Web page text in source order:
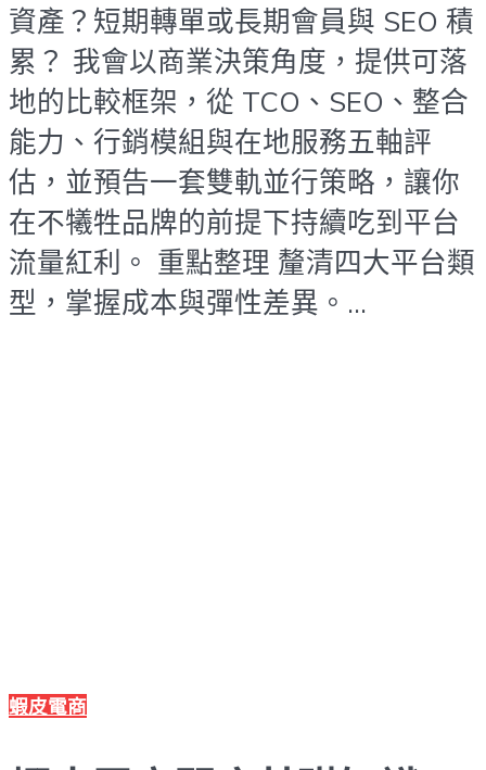
資產？短期轉單或長期會員與 SEO 積
累？ 我會以商業決策角度，提供可落
地的比較框架，從 TCO、SEO、整合
能力、行銷模組與在地服務五軸評
估，並預告一套雙軌並行策略，讓你
在不犧牲品牌的前提下持續吃到平台
流量紅利。 重點整理 釐清四大平台類
型，掌握成本與彈性差異。...
蝦皮電商